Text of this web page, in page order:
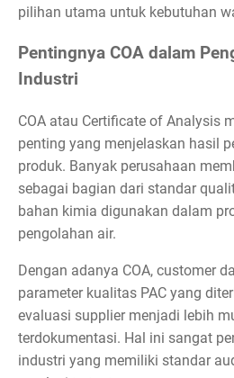
pilihan utama untuk kebutuhan
Pentingnya COA dalam
Industri
COA atau Certificate of Analysis
penting yang menjelaskan hasil
produk. Banyak perusahaan
sebagai bagian dari standar
bahan kimia digunakan dalam
pengolahan air.
Dengan adanya COA, customer
parameter kualitas PAC yang
evaluasi supplier menjadi lebih
terdokumentasi. Hal ini sangat
industri yang memiliki standar